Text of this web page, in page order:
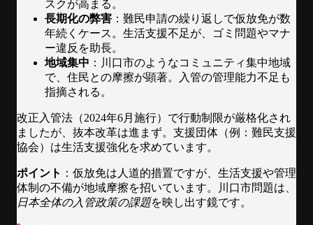
スクが高まる。
長期化の弊害 ：難民申請の繰り返しで仮放免が数
年続くケース。生活支援不足が、ゴミ問題やマナ
ー違反を助長。
地域集中 ：川口市のようなコミュニティ集中地域
で、住民との摩擦が顕著。入管の管理能力不足も
指摘される。
改正入管法（2024年6月施行）で行動制限が厳格化され
ましたが、抜本改革は進まず。支援団体（例：難民支援
協会）は生活支援強化を求めています。
ポイント ：仮放免は人道的措置ですが、生活支援や管理
体制の不備が地域摩擦を招いています。川口市問題は、
日本全体の入管政策の課題を映し出す鏡です。